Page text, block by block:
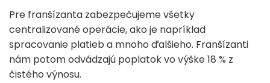
Pre franšízanta zabezpečujeme všetky
centralizované operácie, ako je napríklad
spracovanie platieb a mnoho ďalšieho. Franšízanti
nám potom odvádzajú poplatok vo výške 18 % z
čistého výnosu.